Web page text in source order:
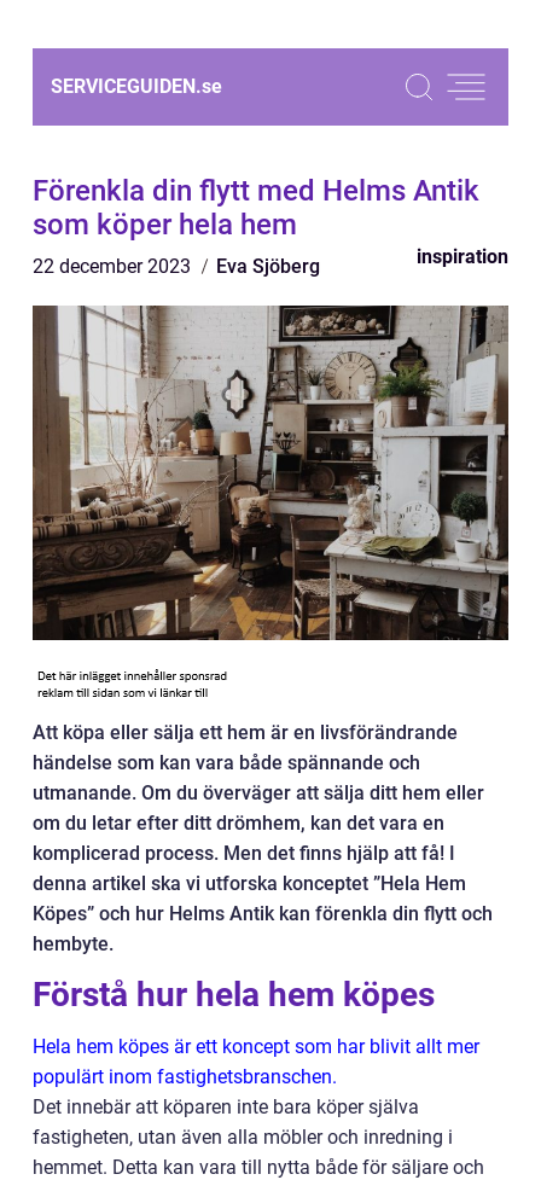
SERVICEGUIDEN.se
Förenkla din flytt med Helms Antik
som köper hela hem
22 december 2023 Eva Sjöberg inspiration
Att köpa eller sälja ett hem är en livsförändrande
händelse som kan vara både spännande och
utmanande. Om du överväger att sälja ditt hem eller
om du letar efter ditt drömhem, kan det vara en
komplicerad process. Men det finns hjälp att få! I
denna artikel ska vi utforska konceptet ”Hela Hem
Köpes” och hur Helms Antik kan förenkla din flytt och
hembyte.
Förstå hur hela hem köpes
Hela hem köpes är ett koncept som har blivit allt mer
populärt inom fastighetsbranschen.
Det innebär att köparen inte bara köper själva
fastigheten, utan även alla möbler och inredning i
hemmet. Detta kan vara till nytta både för säljare och